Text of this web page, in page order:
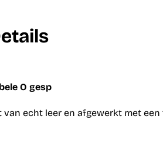
O gesp
van echt leer en afgewerkt met